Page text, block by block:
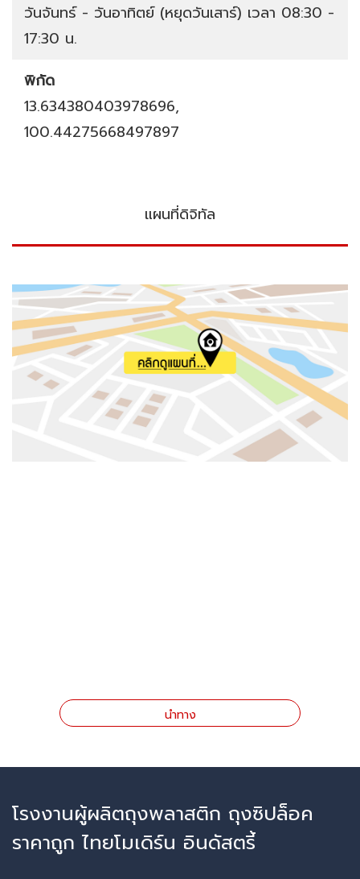
วันจันทร์ - วันอาทิตย์ (หยุดวันเสาร์) เวลา 08:30 -
17:30 น.
พิกัด
13.634380403978696,
100.44275668497897
แผนที่ดิจิทัล
นำทาง
โรงงานผู้ผลิตถุงพลาสติก ถุงซิปล็อค
ราคาถูก ไทยโมเดิร์น อินดัสตรี้